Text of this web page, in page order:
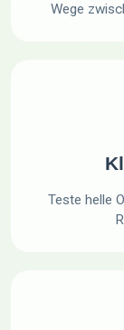
Wege
Teste helle